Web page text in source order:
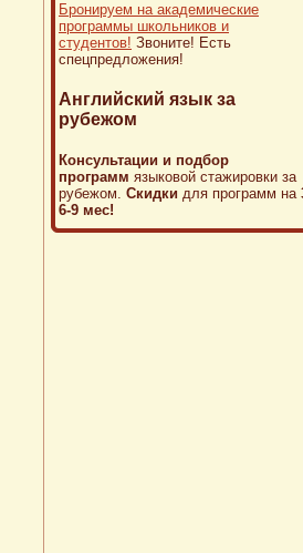
Бронируем на академические
программы школьников и
студентов! Звоните! Есть
спецпредложения!
Английский язык за
рубежом
Консультации и подбор
программ языковой стажировки за
рубежом. Скидки для программ на
6-9 мес!